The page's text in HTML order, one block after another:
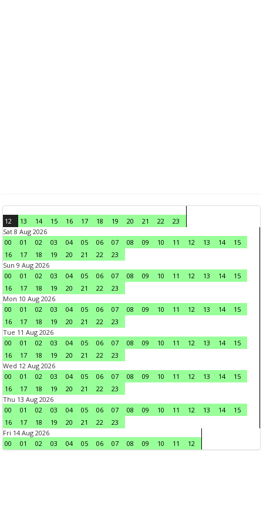
12 13 14 15 16 17 18 19 20 21 22
23
Sat 8 Aug 2026
00
01 02 03 04 05 06 07 08 09 10 11 12 13 14
15
16
17 18 19 20 21 22
23
Sun 9 Aug 2026
00
01 02 03 04 05 06 07 08 09 10 11 12 13 14
15
16
17 18 19 20 21 22
23
Mon 10 Aug 2026
00
01 02 03 04 05 06 07 08 09 10 11 12 13 14
15
16
17 18 19 20 21 22
23
Tue 11 Aug 2026
00
01 02 03 04 05 06 07 08 09 10 11 12 13 14
15
16
17 18 19 20 21 22
23
Wed 12 Aug 2026
00
01 02 03 04 05 06 07 08 09 10 11 12 13 14
15
16
17 18 19 20 21 22
23
Thu 13 Aug 2026
00
01 02 03 04 05 06 07 08 09 10 11 12 13 14
15
16
17 18 19 20 21 22
23
Fri 14 Aug 2026
00
01 02 03 04 05 06 07 08 09 10 11 12